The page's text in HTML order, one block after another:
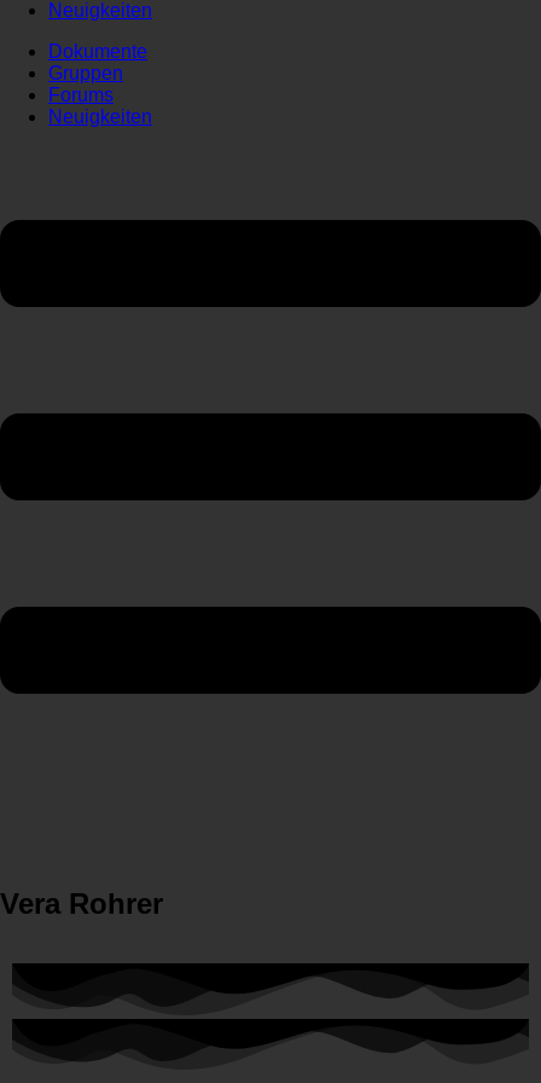
Neuigkeiten
Dokumente
Gruppen
Forums
Neuigkeiten
Vera Rohrer